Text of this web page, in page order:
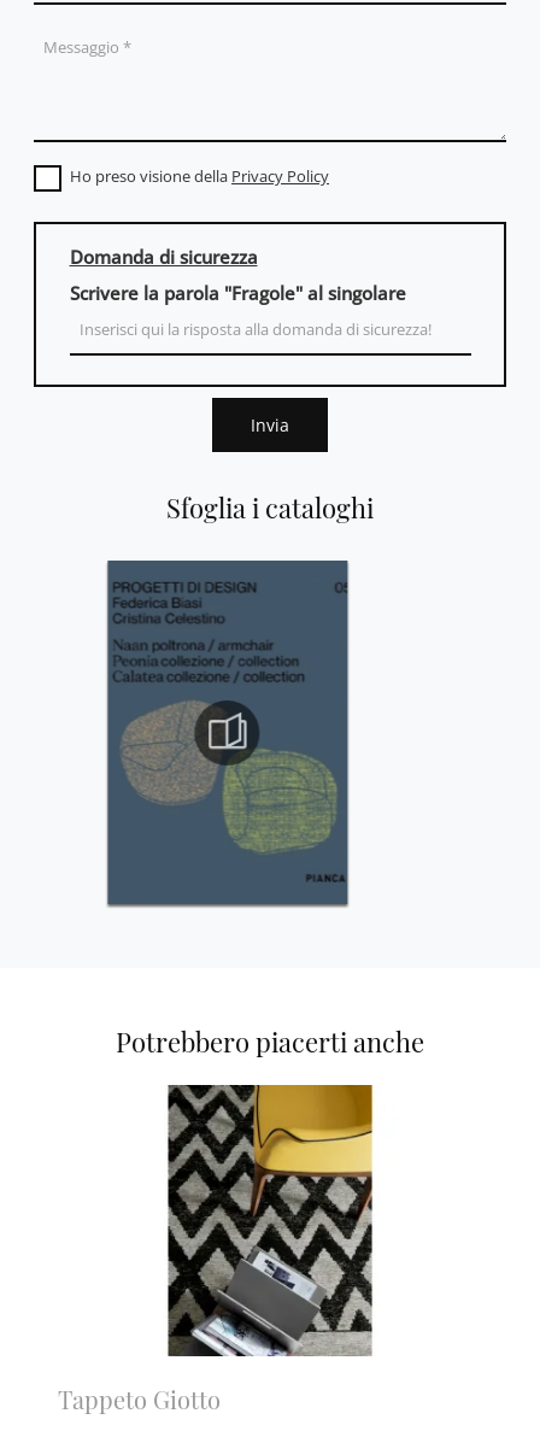
Sfoglia i cataloghi
Ho preso visione della Privacy Policy
Domanda di sicurezza
Scrivere la parola "Fragole" al singolare
Invia
Potrebbero piacerti anche
Tappeto Giotto